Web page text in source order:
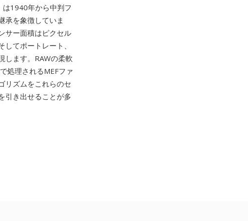
1940年から中判フ
承を象徴していま
サー面積はピクセル
てポートレート、
します。RAWの柔軟
処理されるMEFファ
リズムをこれらのセ
引き出せることが多